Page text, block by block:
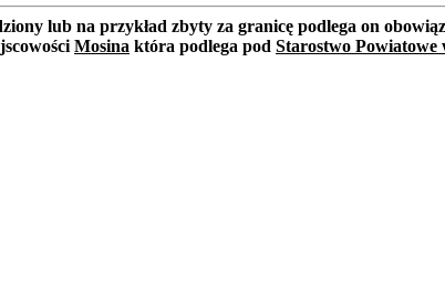
lub na przykład zbyty za granicę podlega on
Mosina która podlega pod Starostwo Powiatowe